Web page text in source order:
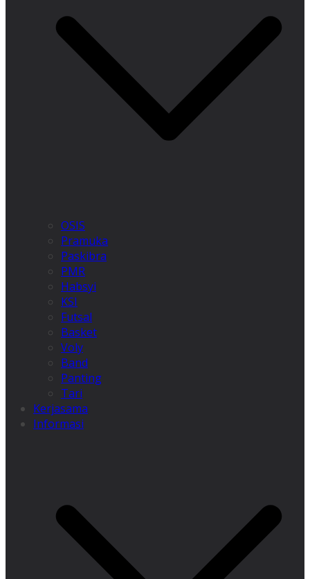
OSIS
Pramuka
Paskibra
PMR
Habsyi
KSI
Futsal
Basket
Voly
Band
Panting
Tari
Kerjasama
Informasi